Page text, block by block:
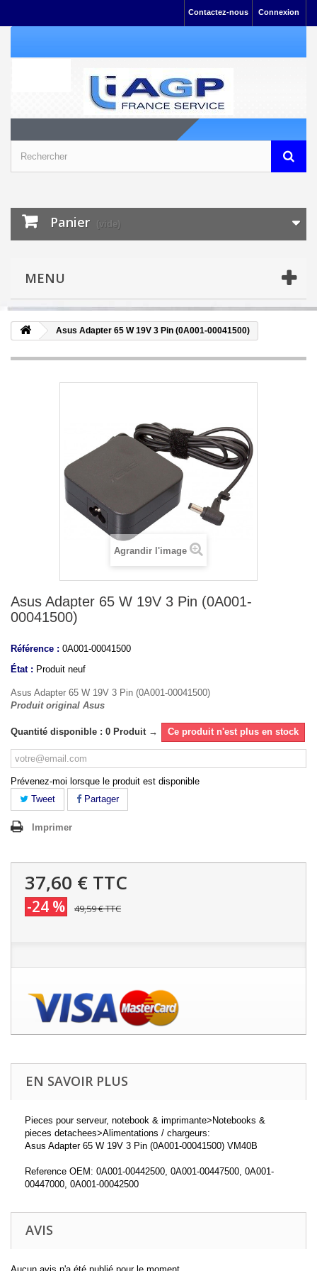
Connexion
Contactez-nous
Panier (vide)
MENU
Asus Adapter 65 W 19V 3 Pin (0A001-00041500)
Agrandir l'image
Asus Adapter 65 W 19V 3 Pin (0A001-
00041500)
Référence : 0A001-00041500
État : Produit neuf
Asus Adapter 65 W 19V 3 Pin (0A001-00041500)
Produit original Asus
Quantité disponible : 0 Produit → Ce produit n'est plus en stock
Prévenez-moi lorsque le produit est disponible
Tweet
Partager
Imprimer
37,60 € TTC
-24 % 49,59 €TTC
EN SAVOIR PLUS
Pieces pour serveur, notebook & imprimante>Notebooks &
pieces detachees>Alimentations / chargeurs:
Asus Adapter 65 W 19V 3 Pin (0A001-00041500) VM40B
Reference OEM: 0A001-00442500, 0A001-00447500, 0A001-
00447000, 0A001-00042500
AVIS